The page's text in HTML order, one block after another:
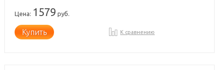
Цена: 1579 руб.
Купить К сравнению